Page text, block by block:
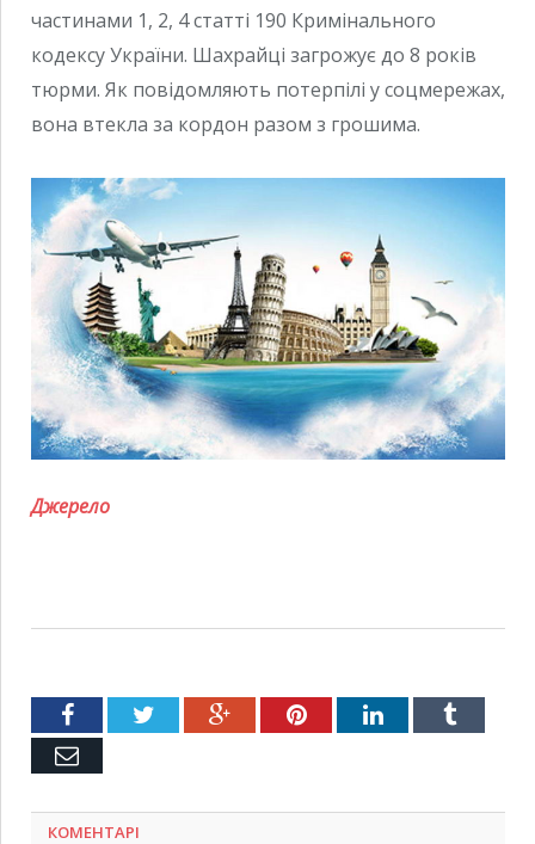
частинами 1, 2, 4 статті 190 Кримінального
кодексу України. Шахрайці загрожує до 8 років
тюрми. Як повідомляють потерпілі у соцмережах,
вона втекла за кордон разом з грошима.
Джерело
FacebookTwitter Google+PinterestLinkedInTumblr
Емейл
КОМЕНТАРІ